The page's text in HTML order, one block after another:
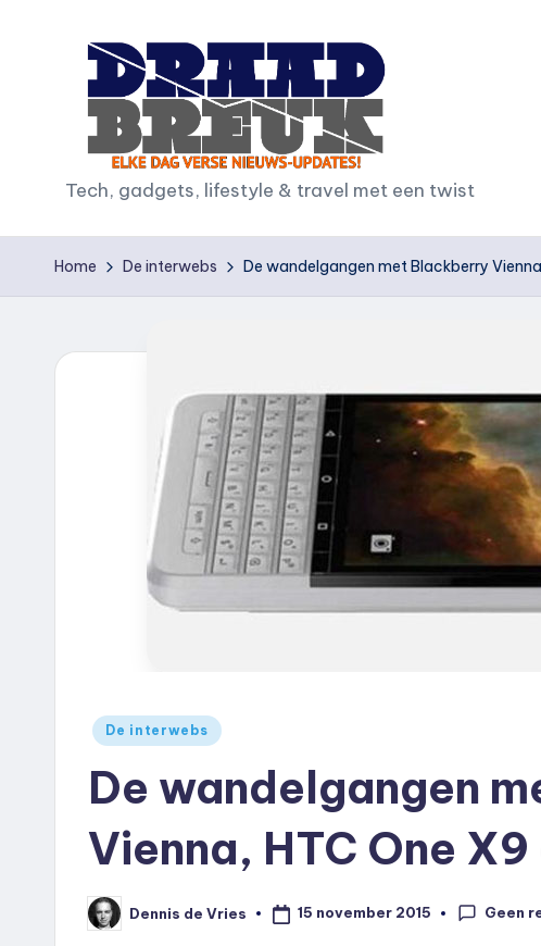
D
r
a
Tech, gadgets, lifestyle & travel met een twist
Home De interwebs De wandelgangen met Blackberry
Geplaatst
De interwebs
De wandelgangen
Vienna, HTC One
Geplaatst
door
Dennis de Vries 15 november 2015 Geen